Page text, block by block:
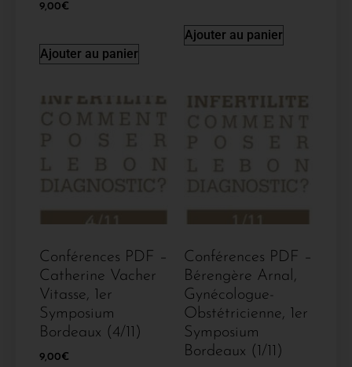
9,00€
Ajouter au panier
Ajouter au panier
Conférences PDF –
Catherine Vacher
Vitasse, 1er
Symposium
Bordeaux (4/11)
9,00€
Conférences PDF –
Bérengère Arnal,
Gynécologue-
Obstétricienne, 1er
Symposium
Bordeaux (1/11)